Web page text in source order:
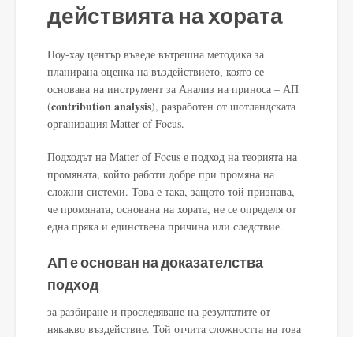
действията на хората
Ноу-хау център въведе вътрешна методика за
планирана оценка на въздействието, която се
основава на инструмент за Анализ на приноса – АП
(contribution analysis), разработен от шотландската
организация Matter of Focus.
Подходът на Matter of Focus е подход на теорията на
промяната, който работи добре при промяна на
сложни системи. Това е така, защото той признава,
че промяната, основана на хората, не се определя от
една пряка и единствена причина или следствие.
АП е основан на доказателства
подход
за разбиране и проследяване на резултатите от
някакво въздействие. Той отчита сложността на това